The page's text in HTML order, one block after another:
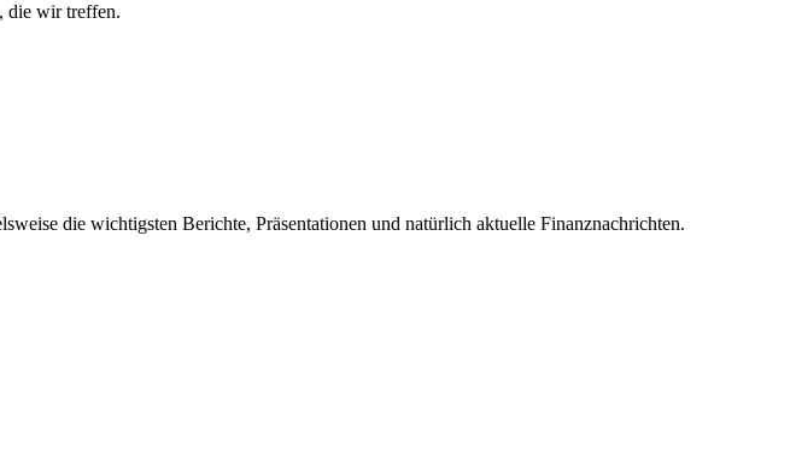
die wir treffen.
die wichtigsten Berichte, Präsentationen und natürlich aktuelle Finanznachrichten.